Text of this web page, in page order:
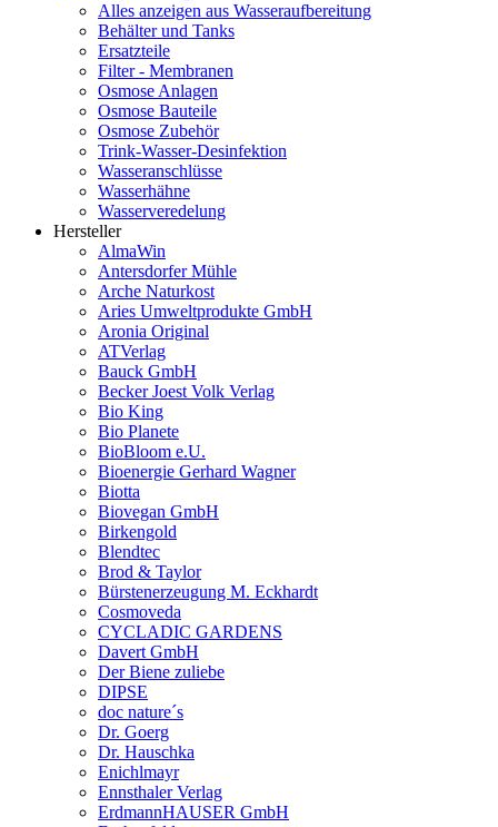
Alles anzeigen aus Wasseraufbereitung
Behälter und Tanks
Ersatzteile
Filter - Membranen
Osmose Anlagen
Osmose Bauteile
Osmose Zubehör
Trink-Wasser-Desinfektion
Wasseranschlüsse
Wasserhähne
Wasserveredelung
Hersteller
AlmaWin
Antersdorfer Mühle
Arche Naturkost
Aries Umweltprodukte GmbH
Aronia Original
ATVerlag
Bauck GmbH
Becker Joest Volk Verlag
Bio King
Bio Planete
BioBloom e.U.
Bioenergie Gerhard Wagner
Biotta
Biovegan GmbH
Birkengold
Blendtec
Brod & Taylor
Bürstenerzeugung M. Eckhardt
Cosmoveda
CYCLADIC GARDENS
Davert GmbH
Der Biene zuliebe
DIPSE
doc nature´s
Dr. Goerg
Dr. Hauschka
Enichlmayr
Ennsthaler Verlag
ErdmannHAUSER GmbH